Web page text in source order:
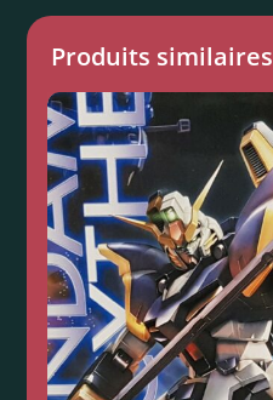
Produits similaires